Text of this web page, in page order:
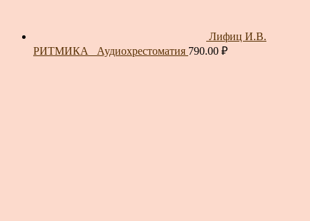
Лифиц И.В.
РИТМИКА_ Аудиохрестоматия 790.00 ₽